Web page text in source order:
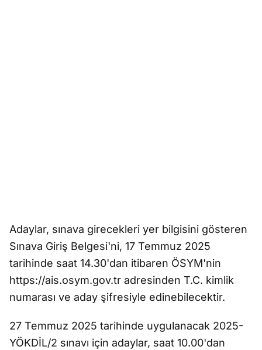
Adaylar, sınava girecekleri yer bilgisini gösteren
Sınava Giriş Belgesi'ni, 17 Temmuz 2025
tarihinde saat 14.30'dan itibaren ÖSYM'nin
https://ais.osym.gov.tr adresinden T.C. kimlik
numarası ve aday şifresiyle edinebilecektir.
27 Temmuz 2025 tarihinde uygulanacak 2025-
YÖKDİL/2 sınavı için adaylar, saat 10.00'dan